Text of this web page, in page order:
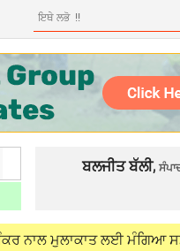
ਬਲਜੀਤ ਬੱਲੀ,
ਲਈ ਮੰਗਿਆ ਸਮਾਂ